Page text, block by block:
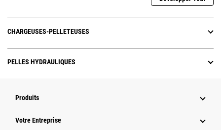
CHARGEUSES-PELLETEUSES
PELLES HYDRAULIQUES
Produits
Votre Entreprise